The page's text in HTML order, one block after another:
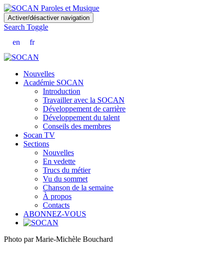
Skip
to
main
content
Activer/désactiver navigation
Search Toggle
en
fr
Nouvelles
Académie SOCAN
Introduction
Travailler avec la SOCAN
Développement de carrière
Développement du talent
Conseils des membres
Socan TV
Sections
Nouvelles
En vedette
Trucs du métier
Vu du sommet
Chanson de la semaine
À propos
Contacts
ABONNEZ-VOUS
Photo par Marie-Michèle Bouchard